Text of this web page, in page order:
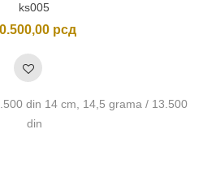
ks005
рсд
din 14 cm, 14,5 grama / 13.500
din